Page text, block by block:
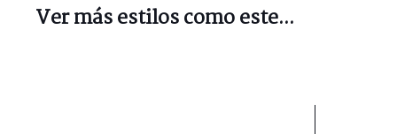
Ver más estilos como este...